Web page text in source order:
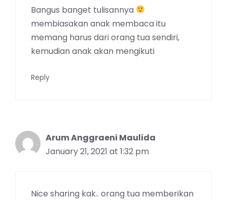
Bangus banget tulisannya
membiasakan anak membaca itu
memang harus dari orang tua sendiri,
kemudian anak akan mengikuti
Reply
Arum Anggraeni Maulida
January 21, 2021 at 1:32 pm
Nice sharing kak.. orang tua memberikan